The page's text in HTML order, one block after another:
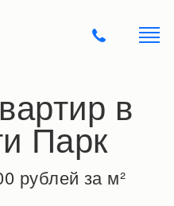
в
Парк
рублей за м²